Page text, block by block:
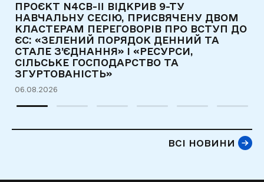
ПРОЄКТ N4CB-II ВІДКРИВ 9-ТУ
НАВЧАЛЬНУ СЕСІЮ, ПРИСВЯЧЕНУ ДВОМ
КЛАСТЕРАМ ПЕРЕГОВОРІВ ПРО ВСТУП ДО
ЄС: «ЗЕЛЕНИЙ ПОРЯДОК ДЕННИЙ ТА
СТАЛЕ З’ЄДНАННЯ» І «РЕСУРСИ,
СІЛЬСЬКЕ ГОСПОДАРСТВО ТА
ЗГУРТОВАНІСТЬ»
06.08.2026
ВСІ НОВИНИ